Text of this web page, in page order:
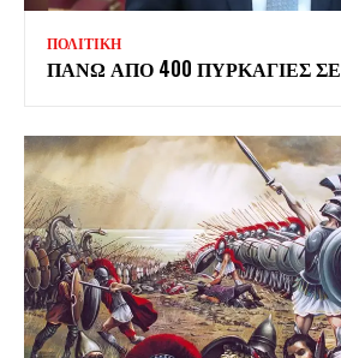
ΠΟΛΙΤΙΚΗ
ΠΑΝΩ ΑΠΟ 400 ΠΥΡΚΑΓΙΕΣ